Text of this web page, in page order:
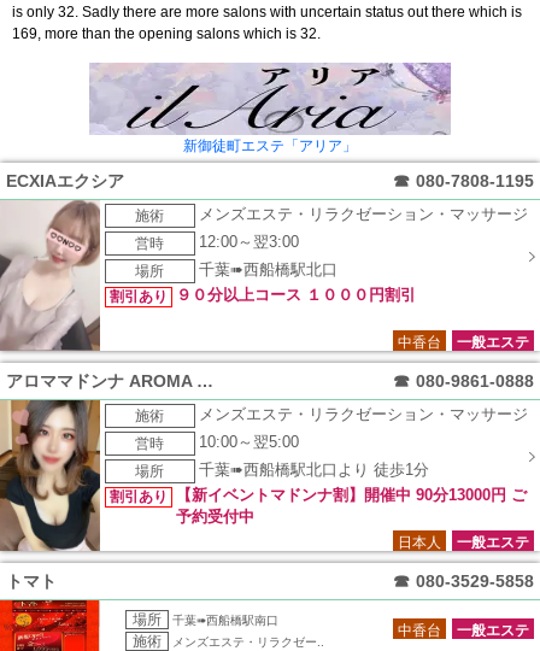
is only 32. Sadly there are more salons with uncertain status out there which is
169, more than the opening salons which is 32.
新御徒町エステ「アリア」
ECXIAエクシア ☎ 080-7808-1195
施術
メンズエステ・リラクゼーション・マッサージ
営時
12:00～翌3:00
場所
千葉➠西船橋駅北口
割引あり
９０分以上コース １０００円割引
一般エステ
中香台
アロママドンナ AROMA MADONNA ☎ 080-9861-0888
施術
メンズエステ・リラクゼーション・マッサージ
営時
10:00～翌5:00
場所
千葉➠西船橋駅北口より 徒歩1分
割引あり
【新イベントマドンナ割】開催中 90分13000円 ご
予約受付中
一般エステ
日本人
トマト ☎ 080-3529-5858
場所 千葉➠西船橋駅南口
施術 メンズエステ・リラクゼー..
一般エステ
中香台